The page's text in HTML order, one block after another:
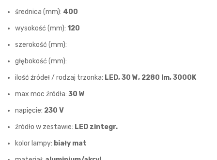
średnica (mm): 400
wysokość (mm): 120
szerokość (mm):
głębokość (mm):
ilość źródeł / rodzaj trzonka: LED, 30 W, 2280 lm, 3000K
max moc źródła: 30 W
napięcie: 230 V
źródło w zestawie: LED zintegr.
kolor lampy: biały mat